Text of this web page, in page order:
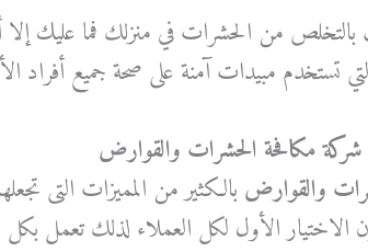
من الحشرات في منزلك فما عليك إلا
تستخدم مبيدات آمنة على صحة جميع أفراد
شركة مكافحة الحشرات والقوارض
والقوارض بالكثير من المميزات التى
الأول لكل العملاء لذلك تعمل